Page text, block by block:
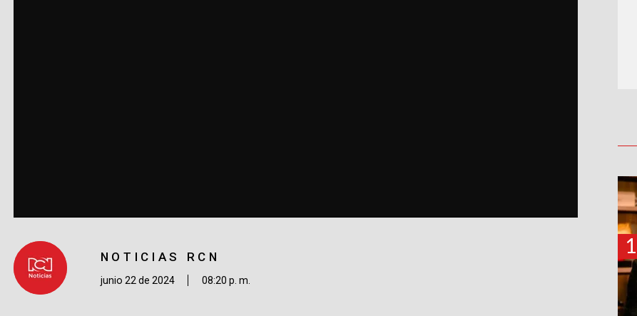
NOTICIAS RCN
junio 22 de 2024 08:20 p. m.
1